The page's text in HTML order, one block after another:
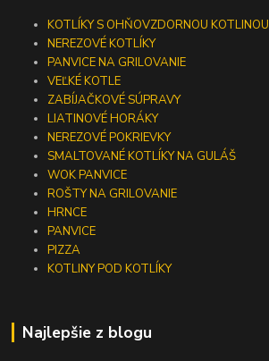
KOTLÍKY S OHŇOVZDORNOU KOTLINOU
NEREZOVÉ KOTLÍKY
PANVICE NA GRILOVANIE
VEĽKÉ KOTLE
ZABÍJAČKOVÉ SÚPRAVY
LIATINOVÉ HORÁKY
NEREZOVÉ POKRIEVKY
SMALTOVANÉ KOTLÍKY NA GULÁŠ
WOK PANVICE
ROŠTY NA GRILOVANIE
HRNCE
PANVICE
PIZZA
KOTLINY POD KOTLÍKY
Najlepšie z blogu